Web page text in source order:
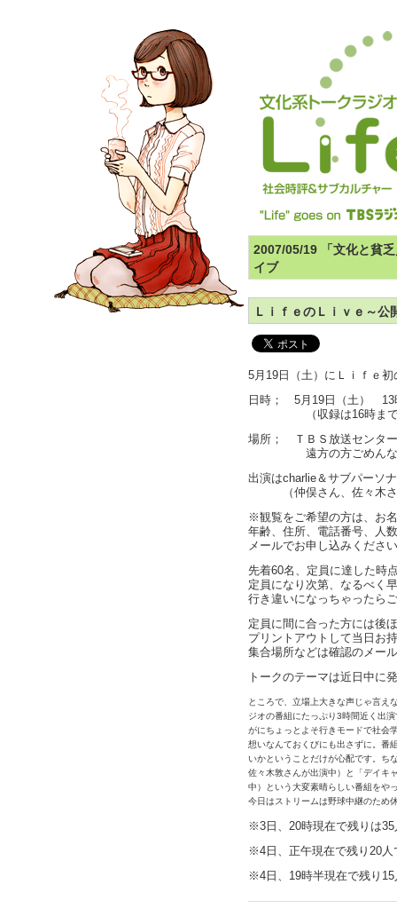
2007/05/19 「文化と貧
イブ
ＬｉｆｅのＬｉｖｅ～公
5月19日（土）にＬｉｆｅ
日時； 5月19日（土）
（収録は16時まで そ
場所； ＴＢＳ放送センタ
遠方の方ごめんなさい
出演はcharlie＆サブパーソ
（仲俣さん、佐々木さ
※観覧をご希望の方は、お
年齢、住所、電話番号、人
メールでお申し込みくださ
先着60名、定員に達した時
定員になり次第、なるべく
行き違いになっちゃったら
定員に間に合った方には後
プリントアウトして当日お
集合場所などは確認のメー
トークのテーマは近日中に
ところで、立場上大きな声じゃ言え
ジオの番組にたっぷり3時間近く出
がにちょっとよそ行きモードで社会
想いなんておくびにも出さずに。番
いかということだけが心配です。ち
佐々木敦さんが出演中）と「デイキ
中）という大変素晴らしい番組をや
今日はストリームは野球中継のため
※3日、20時現在で残りは
※4日、正午現在で残り20人
※4日、19時半現在で残り15